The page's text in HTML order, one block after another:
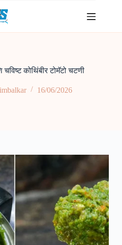
कोथिंबीर टोमॅटो चटणी
16/06/2026